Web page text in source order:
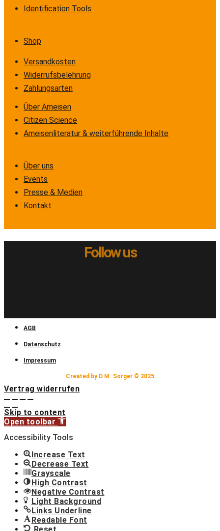
Identification Tools
Shop
Versandkosten
Widerrufsbelehrung
Zahlungsarten
Über Ameisen
Citizen Science
Ameisenliteratur & weiterführende Inhalte
Über uns
Events
Presse & Medien
Kontakt
Follow us
AGB
Datenschutz
Impressum
Created by D.M. Sorger © 2025
Vertrag widerrufen
Skip to content
Open toolbar
Accessibility Tools
Increase Text
Decrease Text
Grayscale
High Contrast
Negative Contrast
Light Background
Links Underline
Readable Font
Reset